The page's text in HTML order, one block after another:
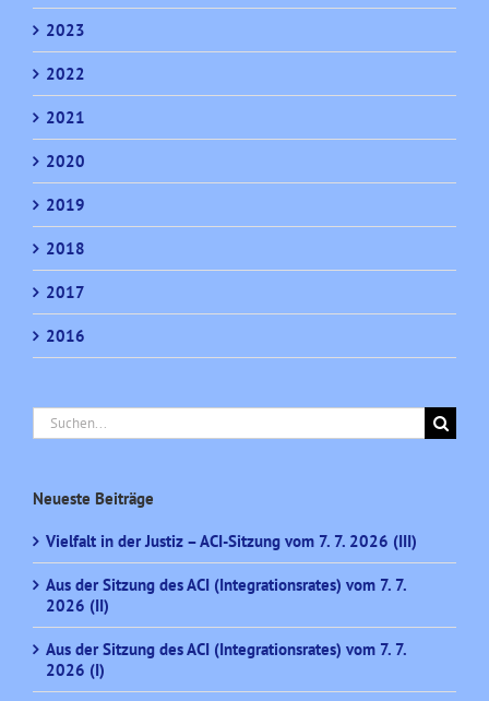
2023
2022
2021
2020
2019
2018
2017
2016
Suche
nach:
Neueste Beiträge
Vielfalt in der Justiz – ACI-Sitzung vom 7. 7. 2026 (III)
Aus der Sitzung des ACI (Integrationsrates) vom 7. 7.
2026 (II)
Aus der Sitzung des ACI (Integrationsrates) vom 7. 7.
2026 (I)